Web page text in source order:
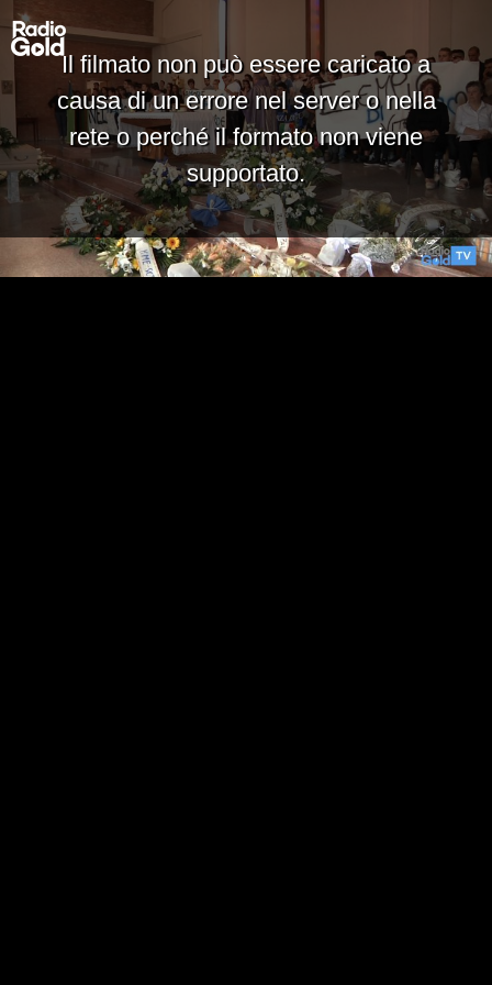
Il filmato non può essere caricato a
causa di un errore nel server o nella
rete o perché il formato non viene
supportato.